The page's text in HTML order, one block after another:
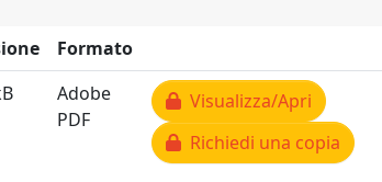
Formato
Adobe
PDF
Visualizza/Apri
Richiedi una copia